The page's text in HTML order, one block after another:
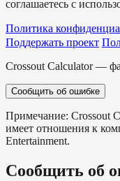
соглашаетесь с
Политика
Поддержать проект
Crossout Calculator —
Сообщить об ошибке
Примечание: Crossout
имеет отношения к
Entertainment.
Сообщить об